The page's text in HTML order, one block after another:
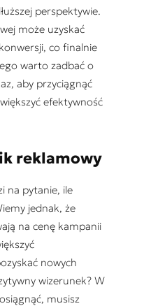
perspektywie.
może uzyskać
co finalnie
warto zadbać o
aby przyciągnąć
efektywność
reklamowy
na pytanie, ile
jednak, że
na cenę kampanii
nowych
wizerunek? W
musisz